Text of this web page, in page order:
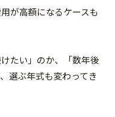
が高額になるケースも
たい」のか、「数年後
選ぶ年式も変わってき